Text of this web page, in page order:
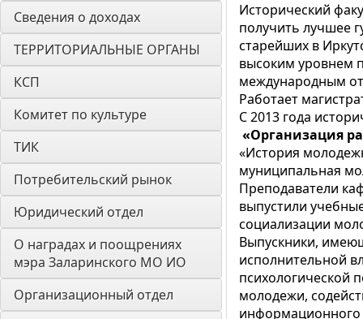
Сведения о доходах
ТЕРРИТОРИАЛЬНЫЕ ОРГАНЫ
КСП
Комитет по культуре
ТИК
Потребительский рынок
Юридический отдел
О наградах и поощрениях
мэра Заларинского МО ИО
Организационный отдел
Исторический
получить лучшее
старейших в
высоким уровнем
международным
Работает
С 2013 года
«Организация
«История
муниципальная
Преподаватели
выпустили
социализации
Выпускники,
исполнительной
психологической
молодежи,
информационного